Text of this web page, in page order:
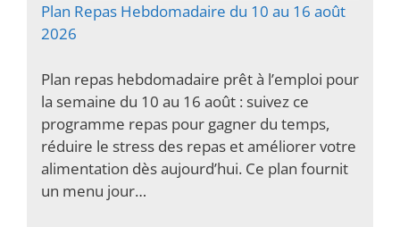
Plan Repas Hebdomadaire du 10 au 16 août
2026
Plan repas hebdomadaire prêt à l’emploi pour
la semaine du 10 au 16 août : suivez ce
programme repas pour gagner du temps,
réduire le stress des repas et améliorer votre
alimentation dès aujourd’hui. Ce plan fournit
un menu jour…